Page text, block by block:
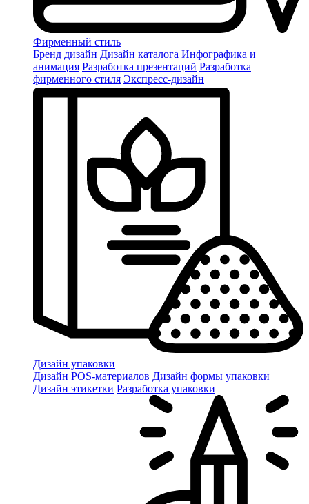
Фирменный стиль
Бренд дизайн Дизайн каталога Инфографика и
анимация Разработка презентаций Разработка
фирменного стиля Экспресс-дизайн
Дизайн упаковки
Дизайн POS-материалов Дизайн формы упаковки
Дизайн этикетки Разработка упаковки